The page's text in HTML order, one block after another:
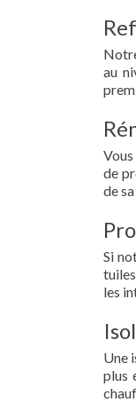
au
de
de
Si
les
Une
plus